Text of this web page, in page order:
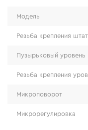
три винта для
в координатах
резьба 5/8"
штатив.
Модель
Резьба крепления
Пузырьковый уровень
Резьба крепления
Микроповорот
Микрорегулировка